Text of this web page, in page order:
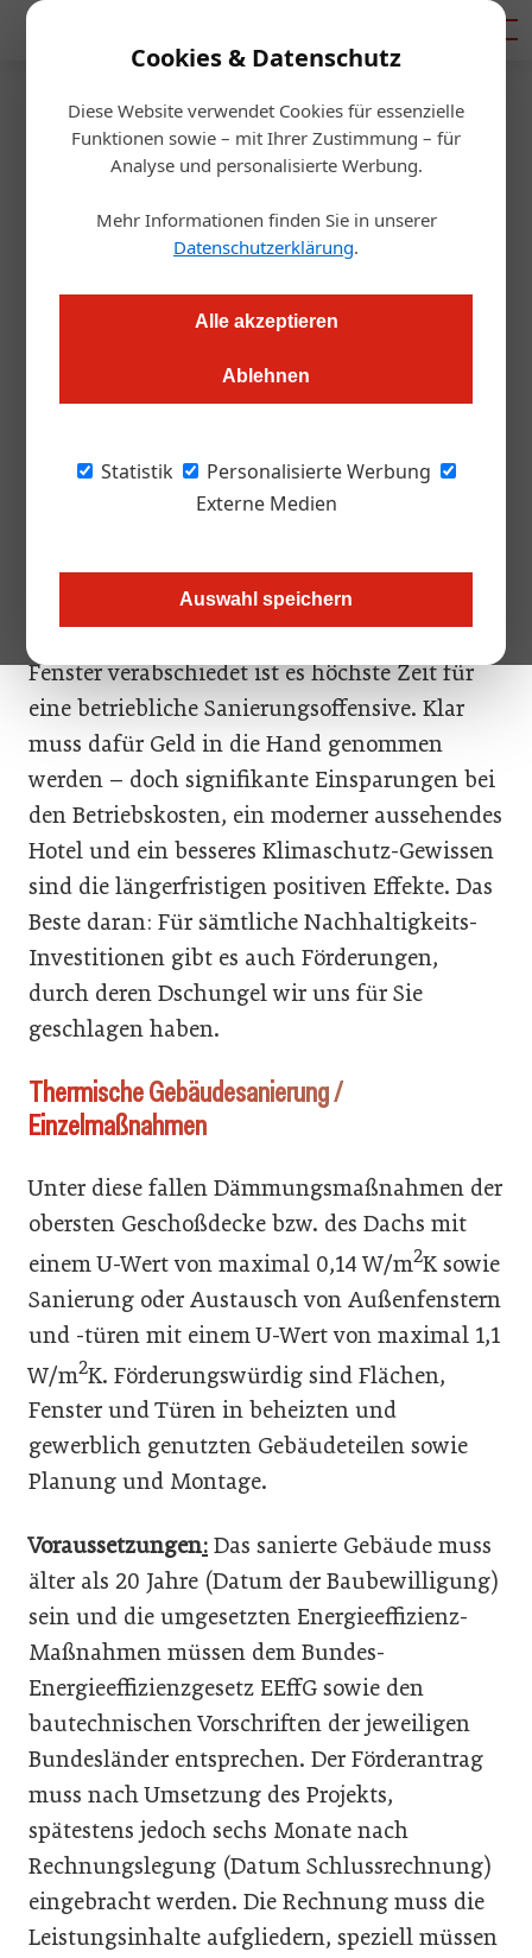
Cookies & Datenschutz
Diese Website verwendet Cookies für essenzielle
Funktionen sowie – mit Ihrer Zustimmung – für
Analyse und personalisierte Werbung.
Mehr Informationen finden Sie in unserer
Datenschutzerklärung.
Alle akzeptieren
Ablehnen
Statistik
Personalisierte Werbung
Externe Medien
Auswahl speichern
Startseite/Gastro & Hotel
„Grüne“ Förderungen für
österreichische Hotels
Welche Sanierungs- und Umbaumaßnahmen an
Hotelimmobilien sind förderbar? Wir haben uns die
angesehen.
auffressen, der kühle Keller auch das
Erdgeschoss ungemütlich macht und die
Fenster verabschiedet ist es höchste Zeit für
eine betriebliche Sanierungsoffensive. Klar
muss dafür Geld in die Hand genommen
werden – doch signifikante Einsparungen bei
den Betriebskosten, ein moderner aussehendes
Hotel und ein besseres Klimaschutz-Gewissen
sind die längerfristigen positiven Effekte. Das
Beste daran: Für sämtliche Nachhaltigkeits-
Investitionen gibt es auch Förderungen,
durch deren Dschungel wir uns für Sie
geschlagen haben.
Thermische Gebäudesanierung /
Einzelmaßnahmen
Unter diese fallen Dämmungsmaßnahmen der
obersten Geschoßdecke bzw. des Dachs mit
einem U-Wert von maximal 0,14 W/m2K sowie
Sanierung oder Austausch von Außenfenstern
und -türen mit einem U-Wert von maximal 1,1
W/m2K. Förderungswürdig sind Flächen,
Fenster und Türen in beheizten und
gewerblich genutzten Gebäudeteilen sowie
Planung und Montage.
Voraussetzungen: Das sanierte Gebäude muss
älter als 20 Jahre (Datum der Baubewilligung)
sein und die umgesetzten Energieeffizienz-
Maßnahmen müssen dem Bundes-
Energieeffizienzgesetz EEffG sowie den
bautechnischen Vorschriften der jeweiligen
Bundesländer entsprechen. Der Förderantrag
muss nach Umsetzung des Projekts,
spätestens jedoch sechs Monate nach
Rechnungslegung (Datum Schlussrechnung)
eingebracht werden. Die Rechnung muss die
Leistungsinhalte aufgliedern, speziell müssen